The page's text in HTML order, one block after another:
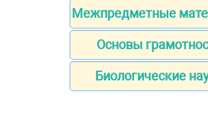
Межпредметные
Основы
Биологические